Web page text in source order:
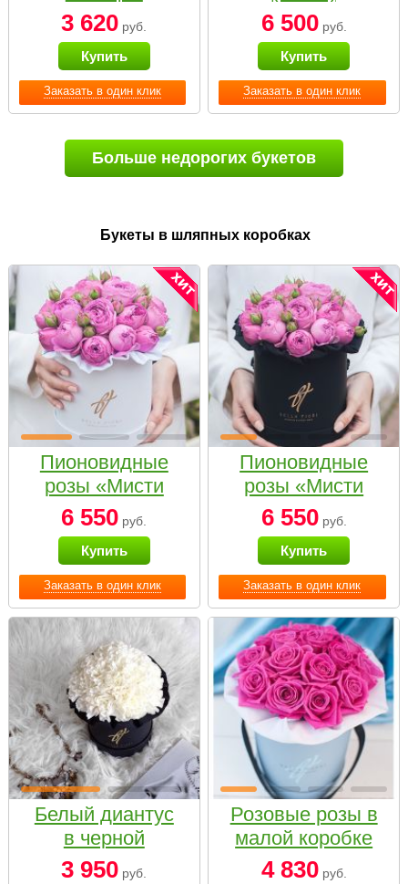
Заказать в один клик
3 620 руб.
Купить
Заказать в один клик
6 500руб.
Купить
Больше недорогих букетов
Букеты в шляпных коробках
Заказать в один клик
Пионовидные
розы «Мисти
бабблс» в белой
коробке Small
6 550 руб.
Купить
Заказать в один клик
Пионовидные
розы «Мисти
бабблс» в
черной коробке
Small
6 550руб.
Купить
Белый диантус
в черной
коробке Small
3 950 руб.
Розовые розы в
малой коробке
4 830руб.